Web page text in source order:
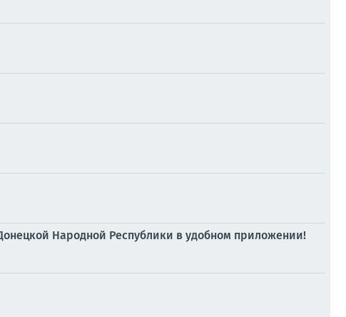
Народной Республики в удобном приложении!